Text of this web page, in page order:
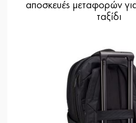
αποσκευές μεταφορών
ταξίδι